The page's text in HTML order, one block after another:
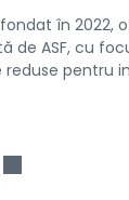
în 2022,
de ASF, cu
pentru